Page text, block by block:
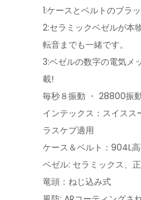
1:ケースとベルトのブラ
2:セラミックベゼルが本
転音までも一緒です。
3:ベゼルの数字の電気メ
載!
毎秒８振動 ・ 28800振
インテックス：スイス
ラスケプ適用
ケース＆ベルト：904L
ベゼル: セラミックス、
竜頭：ねじ込み式